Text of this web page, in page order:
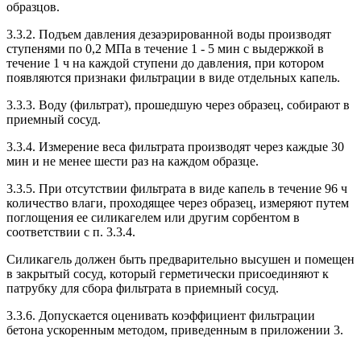
образцов.
3.3.2. Подъем давления дезаэрированной воды производят
ступенями по 0,2 МПа в течение 1 - 5 мин с выдержкой в
течение 1 ч на каждой ступени до давления, при котором
появляются признаки фильтрации в виде отдельных капель.
3.3.3. Воду (фильтрат), прошедшую через образец, собирают в
приемный сосуд.
3.3.4. Измерение веса фильтрата производят через каждые 30
мин и не менее шести раз на каждом образце.
3.3.5. При отсутствии фильтрата в виде капель в течение 96 ч
количество влаги, проходящее через образец, измеряют путем
поглощения ее силикагелем или другим сорбентом в
соответствии с п. 3.3.4.
Силикагель должен быть предварительно высушен и помещен
в закрытый сосуд, который герметически присоединяют к
патрубку для сбора фильтрата в приемный сосуд.
3.3.6. Допускается оценивать коэффициент фильтрации
бетона ускоренным методом, приведенным в приложении 3.